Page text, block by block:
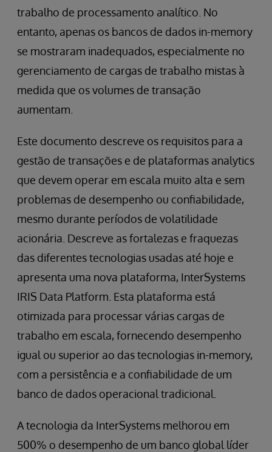
trabalho de processamento analítico. No
entanto, apenas os bancos de dados in-memory
se mostraram inadequados, especialmente no
gerenciamento de cargas de trabalho mistas à
medida que os volumes de transação
aumentam.
Este documento descreve os requisitos para a
gestão de transações e de plataformas analytics
que devem operar em escala muito alta e sem
problemas de desempenho ou confiabilidade,
mesmo durante períodos de volatilidade
acionária. Descreve as fortalezas e fraquezas
das diferentes tecnologias usadas até hoje e
apresenta uma nova plataforma, InterSystems
IRIS Data Platform. Esta plataforma está
otimizada para processar várias cargas de
trabalho em escala, fornecendo desempenho
igual ou superior ao das tecnologias in-memory,
com a persistência e a confiabilidade de um
banco de dados operacional tradicional.
A tecnologia da InterSystems melhorou em
500% o desempenho de um banco global líder